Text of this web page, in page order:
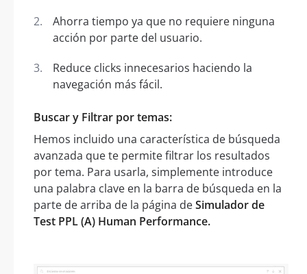
Ahorra tiempo ya que no requiere ninguna
acción por parte del usuario.
Reduce clicks innecesarios haciendo la
navegación más fácil.
Buscar y Filtrar por temas:
Hemos incluido una característica de búsqueda
avanzada que te permite filtrar los resultados
por tema. Para usarla, simplemente introduce
una palabra clave en la barra de búsqueda en la
parte de arriba de la página deSimulador de
Test PPL (A) Human Performance.